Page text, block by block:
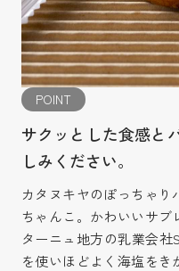
POINT
サクッとした食感と
しみください。
カタヌキヤのぽっちゃり
ちゃんこ。かわいいサ
ターニュ地方の乳業会社
を使いほどよく海塩を